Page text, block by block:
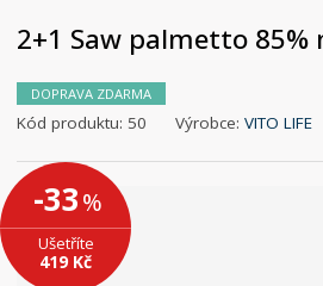
d
í
s
r
a
n
a
2+1 Saw palmetto 85%
DOPRAVA ZDARMA
Kód produktu: 50
K
Výrobce:VITO LIFE
-33%
Ušetříte
419 Kč